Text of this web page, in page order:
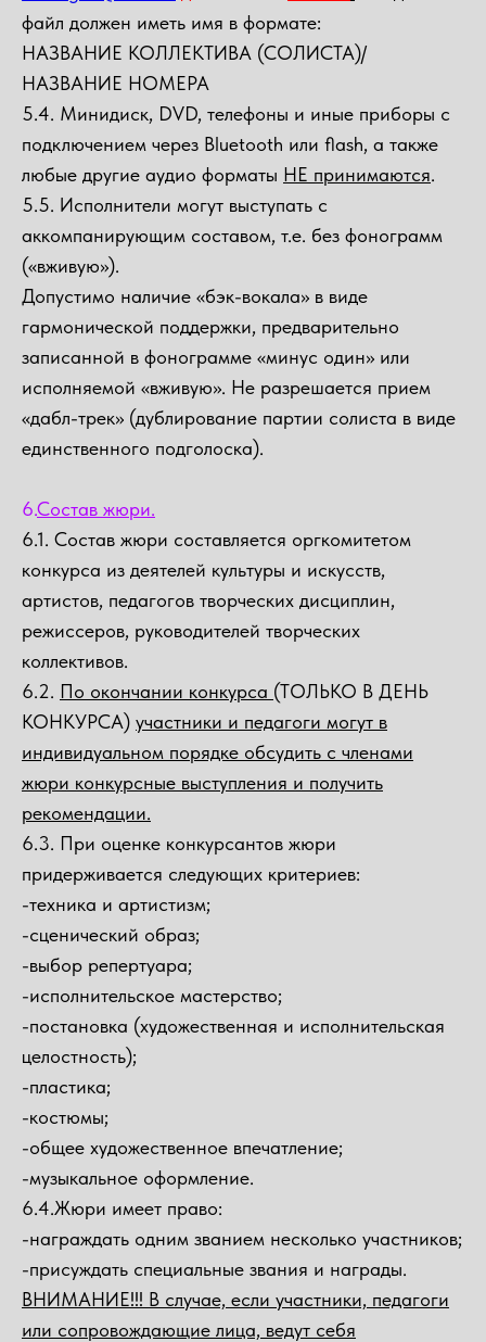
файл должен иметь имя в формате:
НАЗВАНИЕ КОЛЛЕКТИВА (СОЛИСТА)/
НАЗВАНИЕ НОМЕРА
5.4. Минидиск, DVD, телефоны и иные приборы с
подключением через Bluetooth или flash, а также
любые другие аудио форматы НЕ принимаются.
5.5. Исполнители могут выступать с
аккомпанирующим составом, т.е. без фонограмм
(«вживую»).
Допустимо наличие «бэк-вокала» в виде
гармонической поддержки, предварительно
записанной в фонограмме «минус один» или
исполняемой «вживую». Не разрешается прием
«дабл-трек» (дублирование партии солиста в виде
единственного подголоска).
6.Состав жюри.
6.1. Состав жюри составляется оргкомитетом
конкурса из деятелей культуры и искусств,
артистов, педагогов творческих дисциплин,
режиссеров, руководителей творческих
коллективов.
6.2. По окончании конкурса (ТОЛЬКО В ДЕНЬ
КОНКУРСА) участники и педагоги могут в
индивидуальном порядке обсудить с членами
жюри конкурсные выступления и получить
рекомендации.
6.3. При оценке конкурсантов жюри
придерживается следующих критериев:
-техника и артистизм;
-сценический образ;
-выбор репертуара;
-исполнительское мастерство;
-постановка (художественная и исполнительская
целостность);
-пластика;
-костюмы;
-общее художественное впечатление;
-музыкальное оформление.
6.4.Жюри имеет право:
-награждать одним званием несколько участников;
-присуждать специальные звания и награды.
ВНИМАНИЕ!!! В случае, если участники, педагоги
или сопровождающие лица, ведут себя